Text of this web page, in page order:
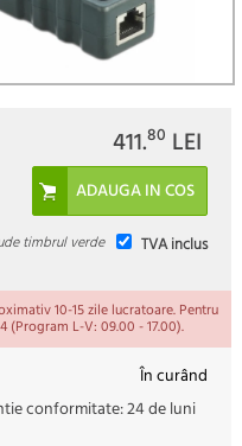
411.80 LEI
TVA inclus
timbrul verde
10-15 zile lucratoare. Pentru
(Program L-V: 09.00 - 17.00).
În curând
conformitate:24 de luni